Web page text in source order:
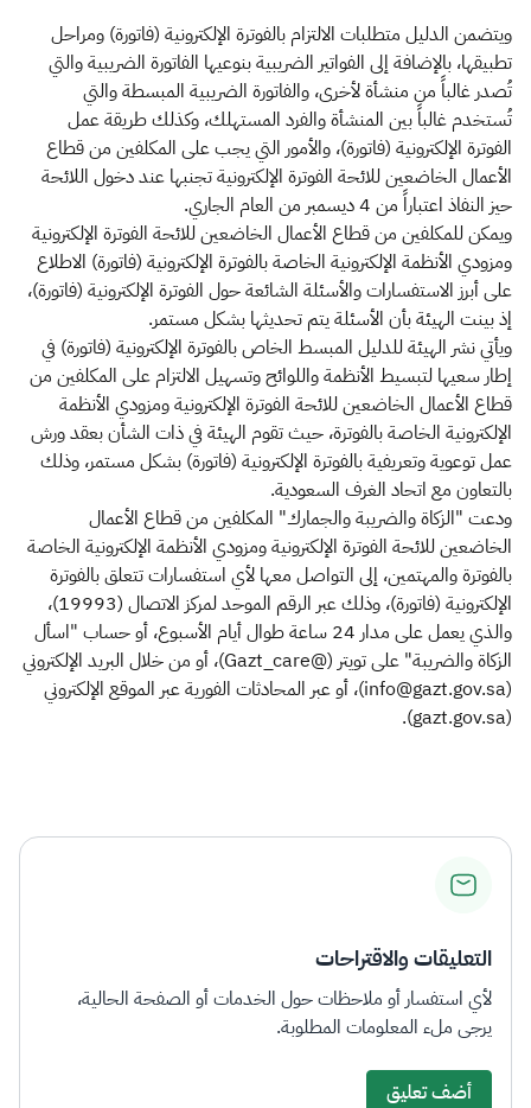
ويتضمن الدليل متطلبات الالتزام بالفوترة الإلكترونية (فاتورة) ومراحل
تطبيقها، بالإضافة إلى الفواتير الضريبية بنوعيها الفاتورة الضريبية والتي
تُصدر غالباً من منشأة لأخرى، والفاتورة الضريبية المبسطة والتي
تُستخدم غالباً بين المنشأة والفرد المستهلك، وكذلك طريقة عمل
الفوترة الإلكترونية (فاتورة)، والأمور التي يجب على المكلفين من قطاع
الأعمال الخاضعين للائحة الفوترة الإلكترونية تجنبها عند دخول اللائحة
حيز النفاذ اعتباراً من 4 ديسمبر من العام الجاري.
ويمكن للمكلفين من قطاع الأعمال الخاضعين للائحة الفوترة الإلكترونية
ومزودي الأنظمة الإلكترونية الخاصة بالفوترة الإلكترونية (فاتورة) الاطلاع
على أبرز الاستفسارات والأسئلة الشائعة حول الفوترة الإلكترونية (فاتورة)،
إذ بينت الهيئة بأن الأسئلة يتم تحديثها بشكل مستمر.
ويأتي نشر الهيئة للدليل المبسط الخاص بالفوترة الإلكترونية (فاتورة) في
إطار سعيها لتبسيط الأنظمة واللوائح وتسهيل الالتزام على المكلفين من
قطاع الأعمال الخاضعين للائحة الفوترة الإلكترونية ومزودي الأنظمة
الإلكترونية الخاصة بالفوترة، حيث تقوم الهيئة في ذات الشأن بعقد ورش
عمل توعوية وتعريفية بالفوترة الإلكترونية (فاتورة) بشكل مستمر، وذلك
بالتعاون مع اتحاد الغرف السعودية.
ودعت "الزكاة والضريبة والجمارك" المكلفين من قطاع الأعمال
الخاضعين للائحة الفوترة الإلكترونية ومزودي الأنظمة الإلكترونية الخاصة
بالفوترة والمهتمين، إلى التواصل معها لأي استفسارات تتعلق بالفوترة
الإلكترونية (فاتورة)، وذلك عبر الرقم الموحد لمركز الاتصال (19993)،
والذي يعمل على مدار 24 ساعة طوال أيام الأسبوع، أو حساب "اسأل
الزكاة والضريبة" على تويتر (@Gazt_care)، أو من خلال البريد الإلكتروني
(info@gazt.gov.sa)، أو عبر المحادثات الفورية عبر الموقع الإلكتروني
(gazt.gov.sa).​
التعليقات والاقتراحات
لأي استفسار أو ملاحظات حول الخدمات أو الصفحة الحالية،
يرجى ملء المعلومات المطلوبة.
أضف تعليق